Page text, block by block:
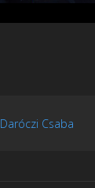
Daróczi Csaba